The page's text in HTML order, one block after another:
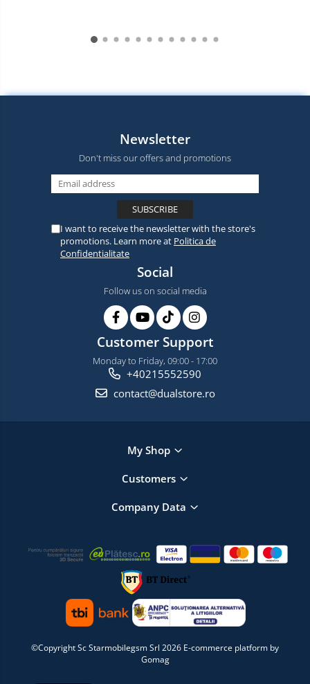
Newsletter
Don't miss our offers and promotions
I want to receive the newsletter with the store's
promotions. Learn more at Politica de
Confidentialitate
Social
Follow us on social media
Customer Support
Monday to Friday, 09:00 - 17:00
+40215552590
contact@dualstore.ro
My Shop
Customers
Company Data
©Copyright Sc Starmobilegsm Srl 2026 E-commerce platform by
Gomag